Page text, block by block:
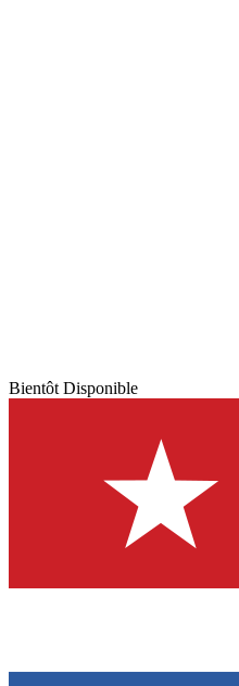
Bientôt Disponible